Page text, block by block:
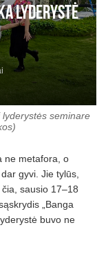
lyderystė
seminare
ne metafora, o
gyvi. Jie tylūs,
sausio 17–18
„Banga
buvo ne